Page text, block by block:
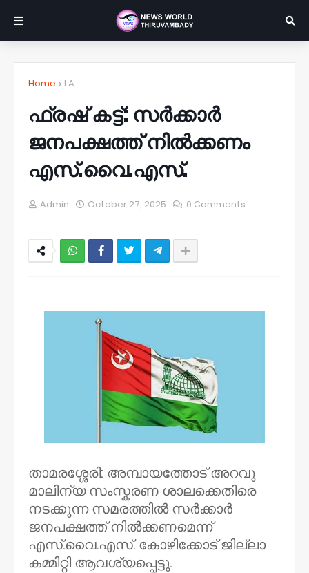
Home LA
ഫ്രഷ് കട്ട്: സർക്കാർ
ജനപക്ഷത്ത് നിൽക്കണം
എസ്.വൈ.എസ്.
Admin October 27, 2025 0 Comments
താമരശ്ശേരി: അമ്പായത്തോട് അറവു
മാലിന്യ സംസ്കരണ ശാലക്കെതിരെ
നടക്കുന്ന സമരത്തിൽ സർക്കാർ
ജനപക്ഷത്ത് നിൽക്കണമെന്ന്
എസ്.വൈ.എസ്. കോഴിക്കോട് ജില്ലാ
കമ്മിറ്റി ആവശ്യപ്പെട്ടു.